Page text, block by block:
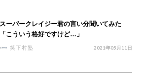
スーパークレイジー君の言い分聞いてみた
「こういう格好ですけど…」
笑下村塾 2021年05月11日